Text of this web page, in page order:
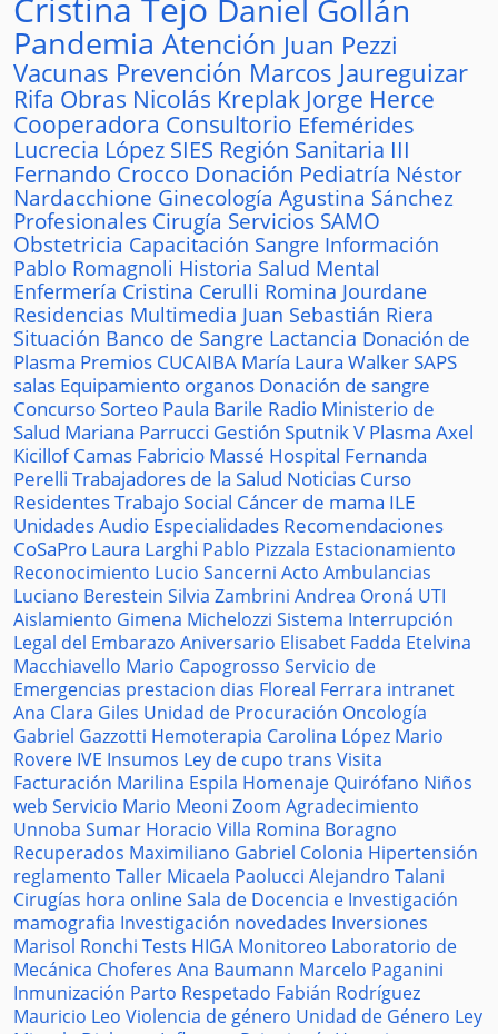
Cristina Tejo Daniel Gollán
Pandemia Atención Juan Pezzi
Vacunas Prevención Marcos Jaureguizar
Rifa Obras Nicolás Kreplak Jorge Herce
Cooperadora Consultorio Efemérides
Lucrecia López SIES Región Sanitaria III
Fernando Crocco Donación Pediatría Néstor
Nardacchione Ginecología Agustina Sánchez
Profesionales Cirugía Servicios SAMO
Obstetricia Capacitación Sangre Información
Pablo Romagnoli Historia Salud Mental
Enfermería Cristina Cerulli Romina Jourdane
Residencias Multimedia Juan Sebastián Riera
Situación Banco de Sangre Lactancia Donación de
Plasma Premios CUCAIBA María Laura WalkerSAPS
salas Equipamiento organos Donación de sangre
ConcursoSorteo Paula Barile Radio Ministerio de
Salud Mariana Parrucci Gestión Sputnik V Plasma Axel
KicillofCamas Fabricio Massé Hospital Fernanda
Perelli Trabajadores de la Salud Noticias Curso
ResidentesTrabajo Social Cáncer de mama ILE
UnidadesAudio Especialidades Recomendaciones
CoSaPro Laura Larghi Pablo Pizzala Estacionamiento
Reconocimiento Lucio Sancerni Acto Ambulancias
Luciano Berestein Silvia Zambrini Andrea Oroná UTI
Aislamiento Gimena Michelozzi Sistema Interrupción
Legal del Embarazo Aniversario Elisabet Fadda Etelvina
Macchiavello Mario Capogrosso Servicio de
Emergencias prestacion dias Floreal Ferrara intranet
Ana Clara Giles Unidad de Procuración Oncología
Gabriel Gazzotti Hemoterapia Carolina López Mario
Rovere IVE Insumos Ley de cupo trans Visita
Facturación Marilina Espila Homenaje Quirófano Niños
web Servicio Mario Meoni Zoom Agradecimiento
Unnoba Sumar Horacio Villa Romina Boragno
Recuperados Maximiliano Gabriel Colonia Hipertensión
reglamento Taller Micaela Paolucci Alejandro Talani
Cirugías hora onlineSala de Docencia e Investigación
mamografia Investigación novedades Inversiones
Marisol Ronchi Tests HIGA Monitoreo Laboratorio de
Mecánica Choferes Ana Baumann Marcelo Paganini
Inmunización Parto Respetado Fabián Rodríguez
Mauricio Leo Violencia de género Unidad de Género Ley